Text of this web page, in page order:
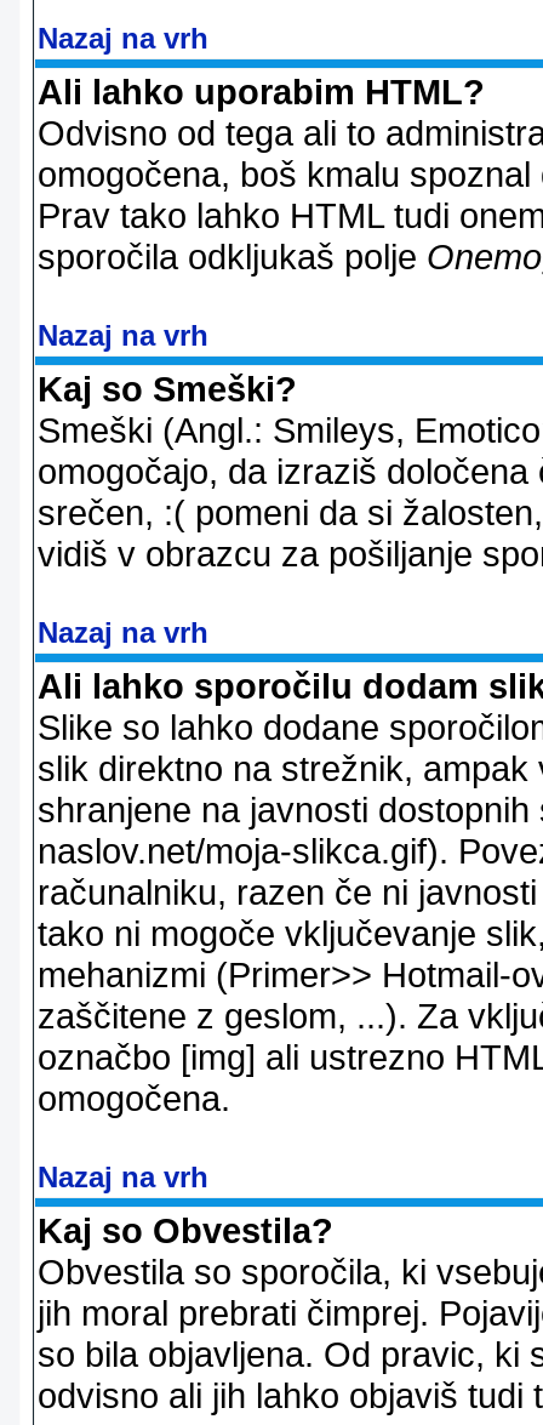
Nazaj na vrh
Ali lahko uporabim HTML?
Odvisno od tega ali to
omogočena, boš kmalu
Prav tako lahko HTML tudi
sporočila odkljukaš polje
Nazaj na vrh
Kaj so Smeški?
Smeški (Angl.: Smileys,
omogočajo, da izraziš
srečen, :( pomeni da si
vidiš v obrazcu za pošiljanje
Nazaj na vrh
Ali lahko sporočilu dodam
Slike so lahko dodane
slik direktno na strežnik,
shranjene na javnosti
naslov.net/moja-slikca.gif).
računalniku, razen če ni
tako ni mogoče vključevanje
mehanizmi (Primer>> Hotmail-
zaščitene z geslom, ...). Za
označbo [img] ali ustrezno
omogočena.
Nazaj na vrh
Kaj so Obvestila?
Obvestila so sporočila, ki
jih moral prebrati čimprej.
so bila objavljena. Od pravic, ki
odvisno ali jih lahko objaviš